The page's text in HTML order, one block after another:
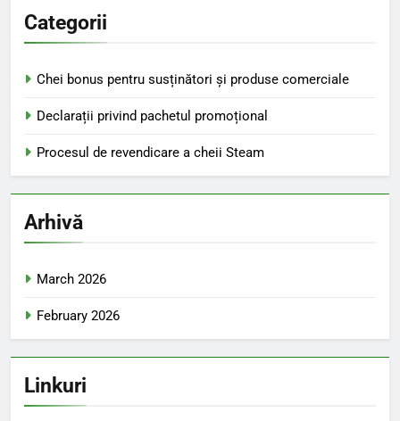
Categorii
Chei bonus pentru susținători și produse comerciale
Declarații privind pachetul promoțional
Procesul de revendicare a cheii Steam
Arhivă
March 2026
February 2026
Linkuri